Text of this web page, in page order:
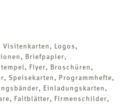
Visitenkarten, Logos,
Briefpapier,
Flyer, Broschüren,
Speisekarten, Programmhefte,
Einladungskarten,
Faltblätter, Firmenschilder,